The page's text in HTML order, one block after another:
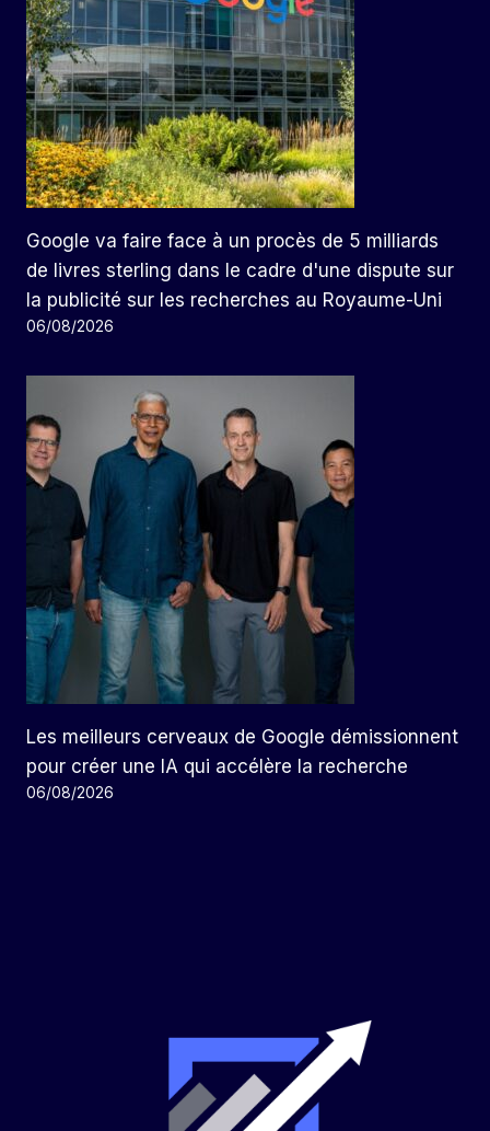
Google va faire face à un procès de 5 milliards
de livres sterling dans le cadre d'une dispute sur
la publicité sur les recherches au Royaume-Uni
06/08/2026
Les meilleurs cerveaux de Google démissionnent
pour créer une IA qui accélère la recherche
06/08/2026